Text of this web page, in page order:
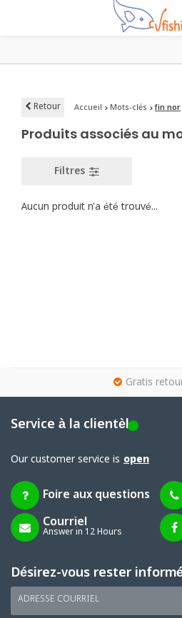
Retour Accueil Mots-clés fin nor
Produits associés au
Filtres
Aucun produit n'a été trouvé...
Gratis
Service à la clientèle
Our customer service is open
Foire aux questions
Courriel
Answer in 12 Hours
Désirez-vous rester
ADRESSE COURRIEL